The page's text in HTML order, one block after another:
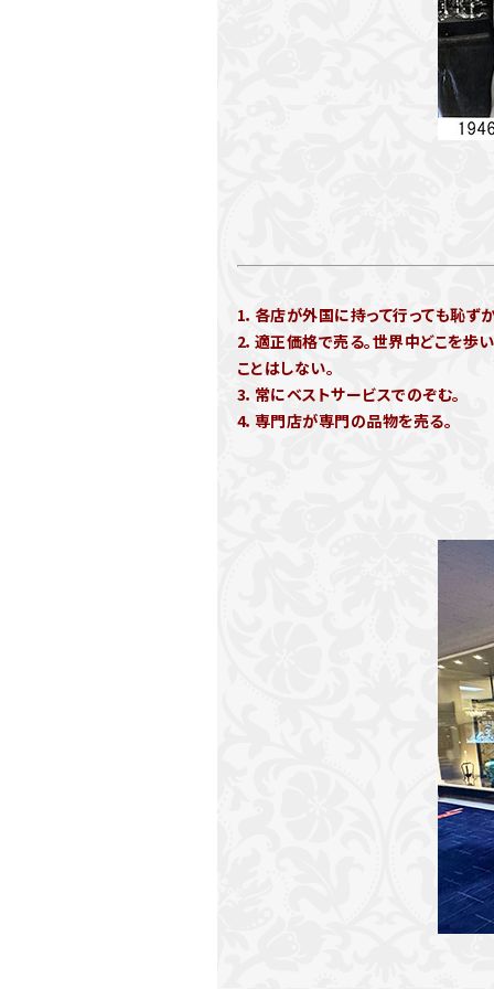
1．各店が外国に持って行っても恥ず
2．適正価格で売る。世界中どこを歩
ことはしない。
3．常にベストサービスでのぞむ。
4．専門店が専門の品物を売る。